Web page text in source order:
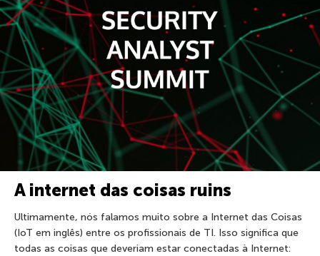
A internet das coisas ruins
Ultimamente, nós falamos muito sobre a Internet das Coisas
(IoT em inglês) entre os profissionais de TI. Isso significa que
todas as coisas que deveriam estar conectadas à Internet: